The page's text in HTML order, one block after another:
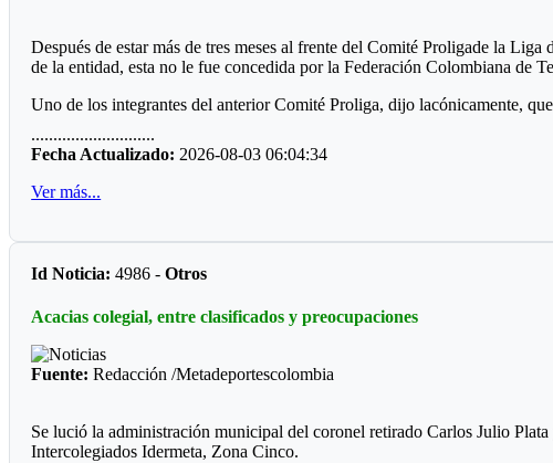
Después de estar más de tres meses al frente del Comité Proligade la
de la entidad, esta no le fue concedida por la Federación Colombiana de
Uno de los integrantes del anterior Comité Proliga, dijo lacónicamente,
En consecuencia desde ya anuncia que esta semana podría a ver
deportista con más galardones en los Juegos Nacionales. Le van a pasar
............................
Fecha Actualizado: 2026-08-03 06:04:34
Ver más...
Id Noticia: 4986 -Otros
Acacias colegial, entre clasificados y preocupaciones
Fuente: Redacción /Metadeportescolombia
Se lució la administración municipal del coronel retirado Carlos Julio
Intercolegiados Idermeta, Zona Cinco.